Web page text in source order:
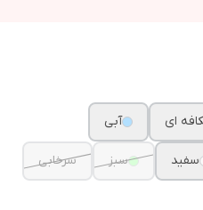
ای آبی
سفید سبز سرخابی